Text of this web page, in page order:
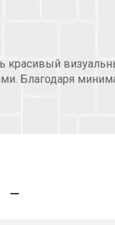
красивый
Благодаря